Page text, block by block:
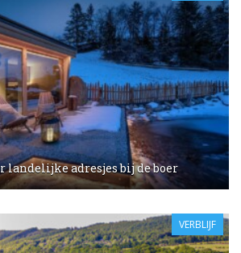
landelijke adresjes bij de boer
VERBLIJF